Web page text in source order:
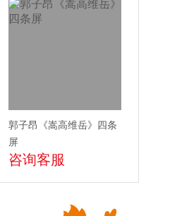
郭子昂《嵩高维岳》四条
屏
咨询客服